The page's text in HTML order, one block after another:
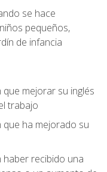
se hace
pequeños,
de infancia
mejorar su inglés
trabajo
que ha mejorado su
haber recibido una